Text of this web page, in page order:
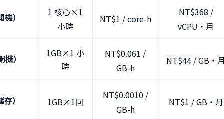
）
1 核心×1
小時
NT$1 / core-h
NT$368 /
vCPU・月
）
1GB×1 小
時
NT$0.061 /
GB-h
NT$44 / GB・
） 1GB×1回
NT$0.0010 /
GB-h
NT$1 / GB・月